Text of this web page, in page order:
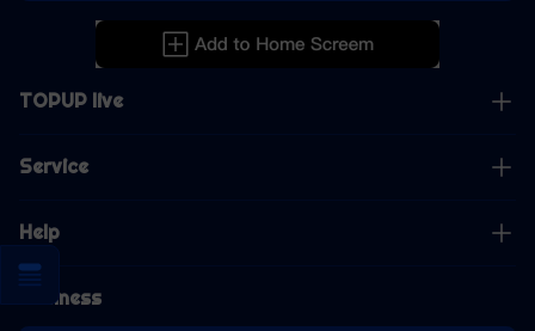
TOPUP live
Service
Help
Business